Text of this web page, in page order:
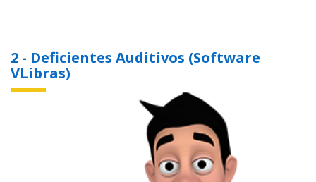
2 - Deficientes Auditivos (Software
VLibras)